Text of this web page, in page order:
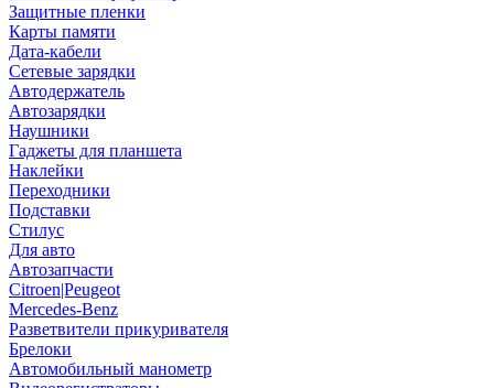
Защитные пленки
Карты памяти
Дата-кабели
Сетевые зарядки
Автодержатель
Автозарядки
Наушники
Гаджеты для планшета
Наклейки
Переходники
Подставки
Стилус
Для авто
Автозапчасти
Citroen|Peugeot
Mercedes-Benz
Разветвители прикуривателя
Брелоки
Автомобильный манометр